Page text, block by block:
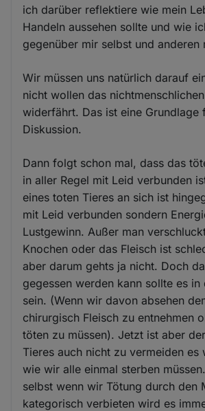
ich darüber reflektiere wie mein
Handeln aussehen sollte und wie
gegenüber mir selbst und anderen
Wir müssen uns natürlich darauf
nicht wollen das
widerfährt. Das ist eine Grundlage
Diskussion.
Dann folgt schon mal, dass das
in aller Regel mit Leid verbunden
eines toten Tieres an sich ist
mit Leid verbunden sondern
Lustgewinn. Außer man
Knochen oder das Fleisch ist
aber darum gehts ja nicht. Doch
gegessen werden kann sollte es in
sein. (Wenn wir davon absehen
chirurgisch Fleisch zu entnehmen
töten zu müssen). Jetzt ist aber
Tieres auch nicht zu vermeiden es
wie wir alle einmal sterben
selbst wenn wir Tötung durch den
kategorisch verbieten wird es